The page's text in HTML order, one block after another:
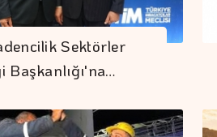
Sektörler
Başkanlığı'na…